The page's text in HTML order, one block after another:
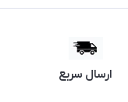
ارسال سریع